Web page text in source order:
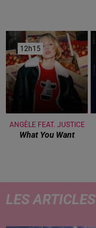
12h15
12h15
ANGÈLE FEAT. JUSTICE
What You Want
LES